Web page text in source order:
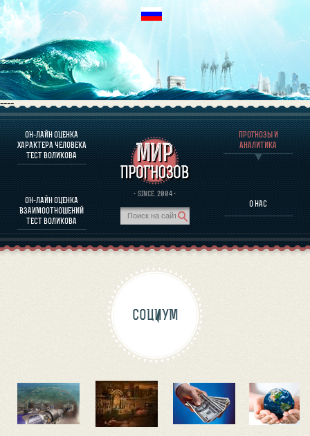
----
ОН-ЛАЙН ОЦЕНКА
ХАРАКТЕРА ЧЕЛОВЕКА
ТЕСТ ВОЛИКОВА
ОН-ЛАЙН ОЦЕНКА
ВЗАИМООТНОШЕНИЙ
ТЕСТ ВОЛИКОВА
· SINCE. 2004 ·
ПРОГНОЗЫ И
АНАЛИТИКА
О НАС
О ПРОГРАММЕ
ОЦЕНКА ХАРАКТЕРA ЧЕЛОВЕКА
ОЦЕНКА ХАРАКТЕРА ВЫДАЮЩИХСЯ ЛИЧНОСТЕЙ
О ПРОГРАММЕ
ПРОГНОЗЫ И АНАЛИТИКА
СОЦИУМ